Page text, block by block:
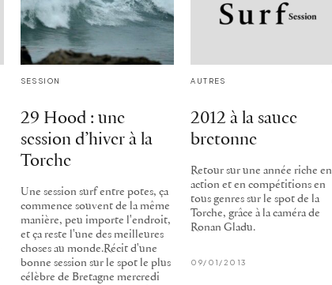
SESSION
29 Hood : une
session d’hiver à la
Torche
Une session surf entre potes, ça
commence souvent de la même
manière, peu importe l'endroit,
et ça reste l'une des meilleures
choses au monde.Récit d'une
bonne session sur le spot le plus
célèbre de Bretagne mercredi
AUTRES
2012 à la sauce
bretonne
Retour sur une année riche en
action et en compétitions en
tous genres sur le spot de la
Torche, grâce à la caméra de
Ronan Gladu.
09/01/2013